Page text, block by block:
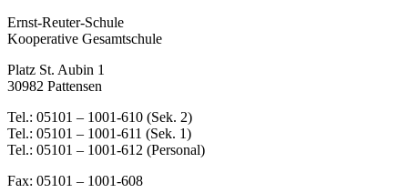
Ernst-Reuter-Schule
Kooperative Gesamtschule
Platz St. Aubin 1
30982 Pattensen
Tel.: 05101 – 1001-610 (Sek. 2)
Tel.: 05101 – 1001-611 (Sek. 1)
Tel.: 05101 – 1001-612 (Personal)
Fax: 05101 – 1001-608